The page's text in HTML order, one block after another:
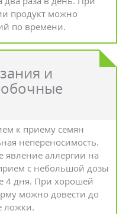
продукт можно
по времени.
и
к приему семян
непереносимость.
явление аллергии на
с небольшой дозы
4 дня. При хорошей
можно довести до
ложки.